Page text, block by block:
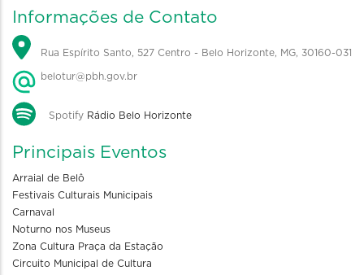
Informações de Contato
Rua Espírito Santo, 527 Centro - Belo Horizonte, MG, 30160-031
belotur@pbh.gov.br
Spotify Rádio Belo Horizonte
Principais Eventos
Arraial de Belô
Festivais Culturais Municipais
Carnaval
Noturno nos Museus
Zona Cultura Praça da Estação
Circuito Municipal de Cultura